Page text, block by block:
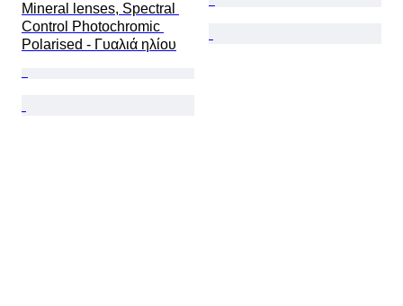
Mineral lenses, Spectral
Control Photochromic
Polarised - Γυαλιά ηλίου